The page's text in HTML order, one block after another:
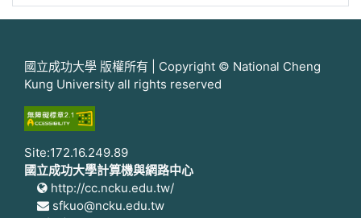
國立成功大學 版權所有 | Copyright © National Cheng
Kung University all rights reserved
Site:172.16.249.89
國立成功大學計算機與網路中心
http://cc.ncku.edu.tw/
sfkuo@ncku.edu.tw